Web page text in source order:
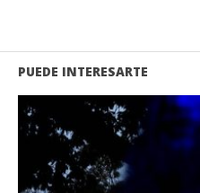
PUEDE INTERESARTE